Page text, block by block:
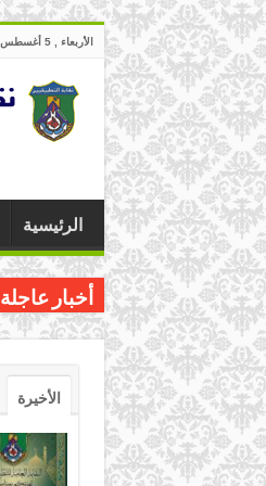
الأربعاء , 5 أغسطس 2026
الرئيسية
أخبار عاجلة
الأخيرة